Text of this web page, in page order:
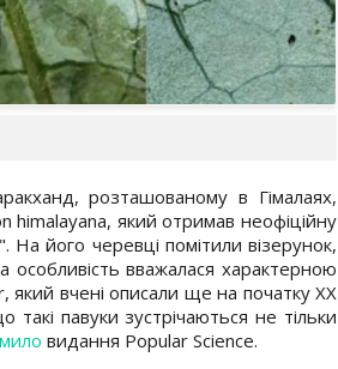
розташованому в Гімалаях,
який отримав неофіційну
На його черевці помітили візерунок,
вважалася характерною
вчені описали ще на початку XX
павуки зустрічаються не тільки
видання Popular Science.